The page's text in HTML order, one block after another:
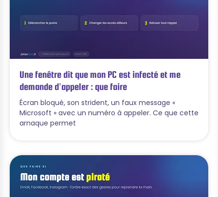
Une fenêtre dit que mon PC est infecté et me
demande d’appeler : que faire
Écran bloqué, son strident, un faux message «
Microsoft » avec un numéro à appeler. Ce que cette
arnaque permet